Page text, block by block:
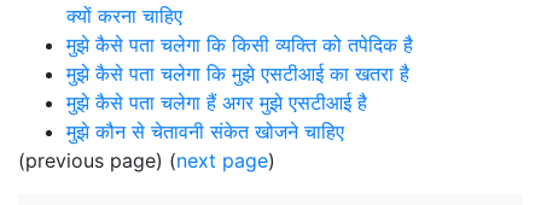
क्यों करना चाहिए
मुझे कैसे पता चलेगा कि किसी व्यक्ति को तपेदिक है
मुझे कैसे पता चलेगा कि मुझे एसटीआई का खतरा है
मुझे कैसे पता चलेगा हैं अगर मुझे एसटीआई है
मुझे कौन से चेतावनी संकेत खोजने चाहिए
(previous page) (next page)